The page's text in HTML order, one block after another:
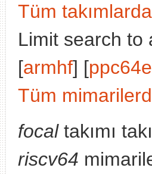
Tüm takımlarda
Limit search to
[armhf] [
Tüm
focaltakımı
riscv64